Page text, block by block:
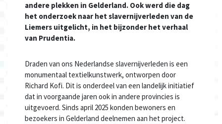
andere plekken in Gelderland. Ook werd die dag
het onderzoek naar het slavernijverleden van de
Liemers uitgelicht, in het bijzonder het verhaal
van Prudentia.
Draden van ons Nederlandse slavernijverleden is een
monumentaal textielkunstwerk, ontworpen door
Richard Kofi. Dit is onderdeel van een landelijk initiatief
dat in voorgaande jaren ook in andere provincies is
uitgevoerd. Sinds april 2025 konden bewoners en
bezoekers in Gelderland deelnemen aan het project.